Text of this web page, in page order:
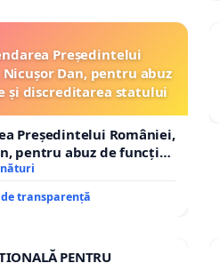
Președintelui
Nicușor Dan, pentru abuz
și discreditarea statului
Președintelui României,
pentru abuz de funcție
statului
transparență
PENTRU